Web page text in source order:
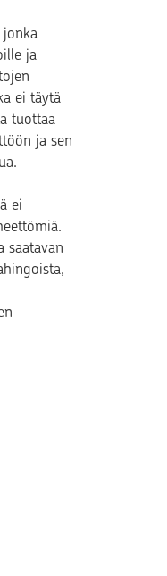
jonka
ja
ei täytä
tuottaa
ja sen
ei
saatavan